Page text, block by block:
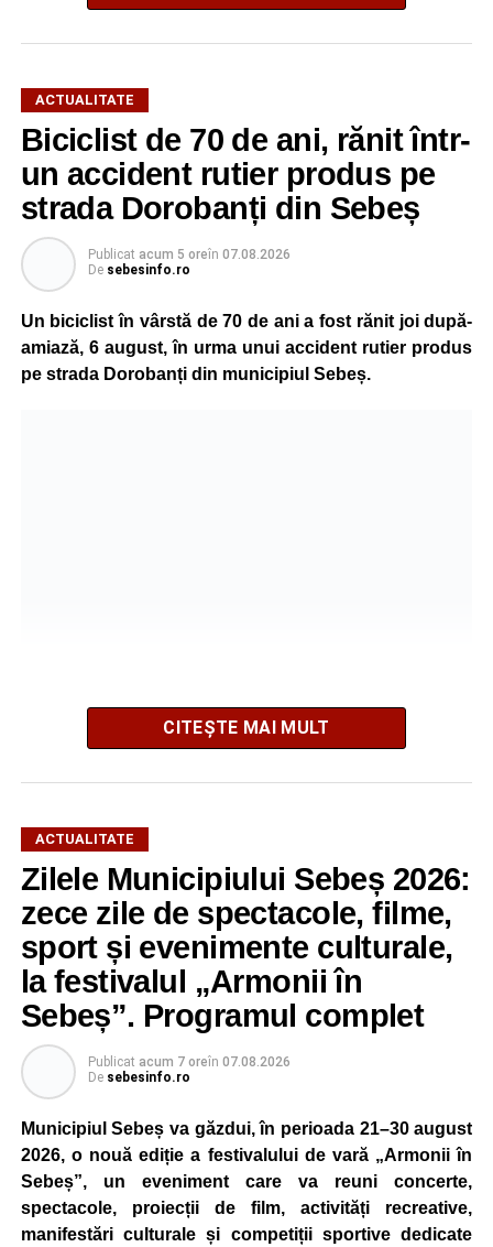
ACTUALITATE
Biciclist de 70 de ani, rănit într-
un accident rutier produs pe
strada Dorobanți din Sebeș
Publicat acum 5 oreîn 07.08.2026
De sebesinfo.ro
Un biciclist în vârstă de 70 de ani a fost rănit joi după-
amiază, 6 august, în urma unui accident rutier produs
pe strada Dorobanți din municipiul Sebeș.
Potrivit informațiilor transmise de polițiști, în jurul orei
În urma impactului, bărbatul a fost proiectat în două
autoturisme parcate regulamentar pe marginea drumului.
Victima a suferit leziuni și a fost transportată la spital
pentru investigații și îngrijiri medicale.
Atât conducătorul auto, cât și biciclistul au fost testați cu
aparatul etilotest, rezultatele fiind negative.
Polițiștii au deschis un dosar penal și continuă cercetările
pentru vătămare corporală din culpă, urmând să
stabilească toate împrejurările în care s-a produs
accidentul.
Adaugă-ne ca sursă preferată
CITEȘTE MAI MULT
ACTUALITATE
Zilele Municipiului Sebeș 2026:
zece zile de spectacole, filme,
sport și evenimente culturale,
la festivalul „Armonii în
Sebeș”. Programul complet
Publicat acum 7 oreîn 07.08.2026
De sebesinfo.ro
Municipiul Sebeș va găzdui, în perioada 21–30 august
2026, o nouă ediție a festivalului de vară „Armonii în
Sebeș”, un eveniment care va reuni concerte,
spectacole, proiecții de film, activități recreative,
manifestări culturale și competiții sportive dedicate